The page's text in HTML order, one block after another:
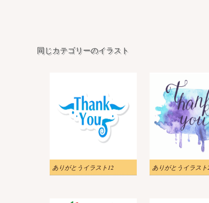
同じカテゴリーのイラスト
ありがとうイラスト12 ありがとうイラスト